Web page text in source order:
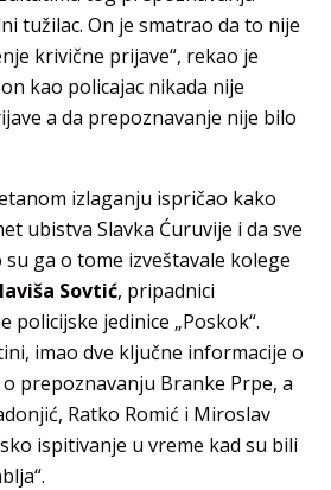
tužilac. On je smatrao da to nije
krivične prijave“, rekao je
kao policajac nikada nije
a da prepoznavanje nije bilo
izlaganju ispričao kako
ubistva Slavka Ćuruvije i da sve
ga o tome izveštavale kolege
Sovtić, pripadnici
policijske jedinice „Poskok“.
imao dve ključne informacije o
prepoznavanju Branke Prpe, a
Ratko Romić i Miroslav
ispitivanje u vreme kad su bili